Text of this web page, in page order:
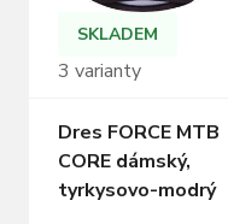
SKLADEM
3 varianty
Dres FORCE MTB
CORE dámský,
tyrkysovo-modrý